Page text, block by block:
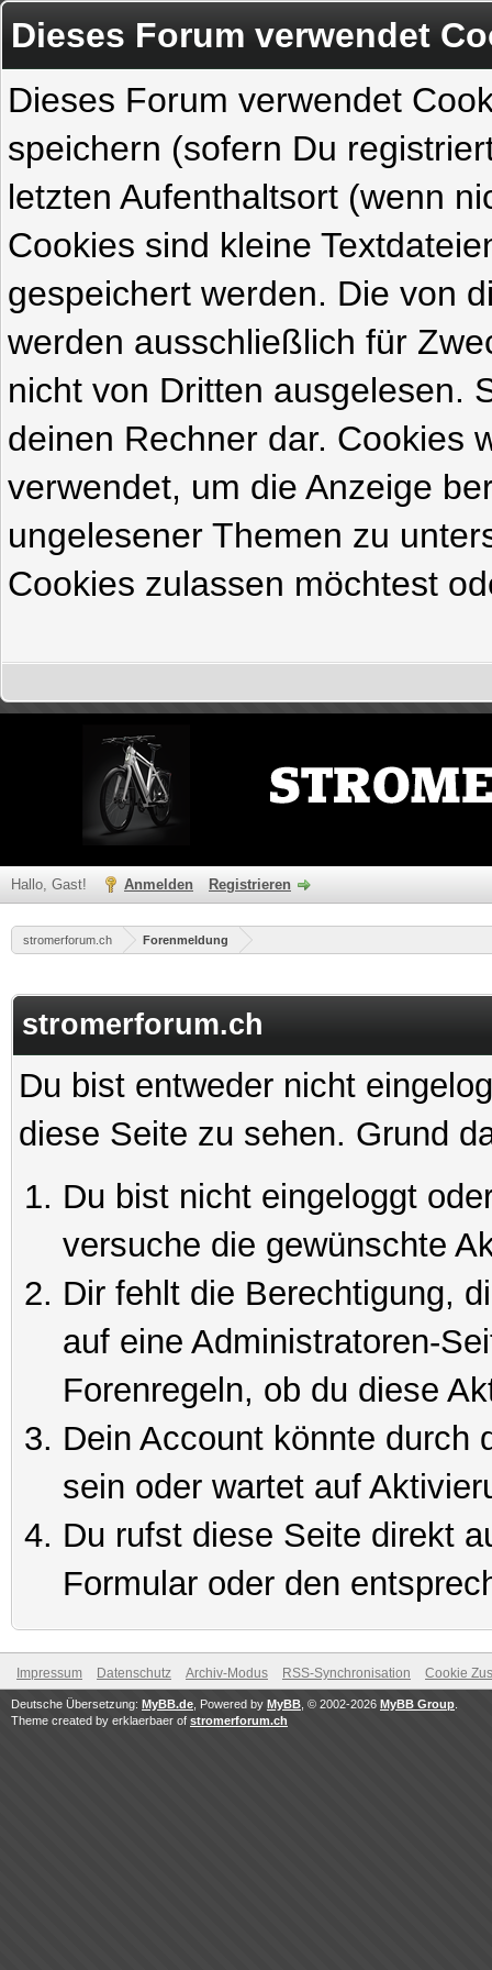
Dieses Forum verwendet
Dieses Forum verwendet
speichern (sofern Du
letzten Aufenthaltsort (wenn
Cookies sind kleine
gespeichert werden. Die von
werden ausschließlich für
nicht von Dritten ausgelesen.
deinen Rechner dar. Cookies
verwendet, um die Anzeige
ungelesener Themen zu
Cookies zulassen möchtest
Hallo, Gast! Anmelden Registrieren
stromerforum.ch Forenmeldung
stromerforum.ch
Du bist entweder nicht
diese Seite zu sehen. Grund
Du bist nicht eingeloggt
versuche die gewünschte
Dir fehlt die Berechtigung,
auf eine Administratoren-
Forenregeln, ob du diese
Dein Account könnte durch
sein oder wartet auf
Du rufst diese Seite direkt
Formular oder den
Impressum Datenschutz Archiv-Modus RSS-Synchronisation Cookie
Deutsche Übersetzung: MyBB.de , Powered by MyBB , © 2002-2026 MyBB Group
Theme created by erklaerbaer of stromerforum.ch